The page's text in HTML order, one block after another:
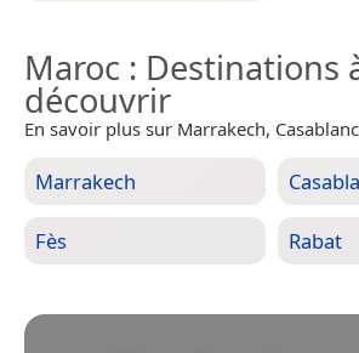
Maroc : Destinations
découvrir
En savoir plus sur Marrakech,
Marrakech
Fès Rabat